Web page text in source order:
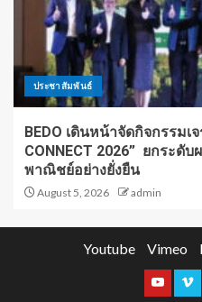
ประชาสัมพันธ์
BEDO เดินหน้าจัดกิจกรรมเ
CONNECT 2026” ยกระ
พาณิชย์อย่างยั่งยืน
August 5, 2026 admin
Youtube Vimeo